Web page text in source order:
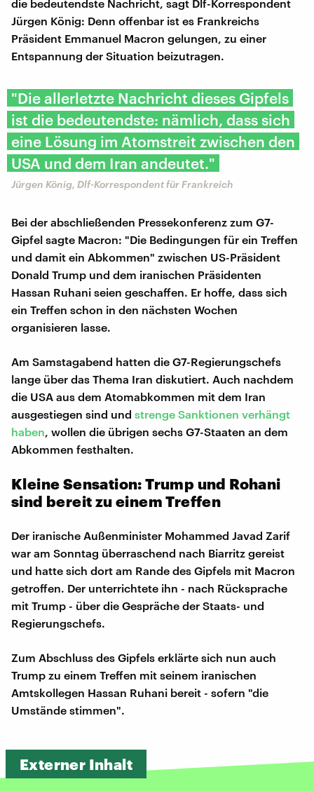
die bedeutendste Nachricht, sagt Dlf-Korrespondent
Jürgen König: Denn offenbar ist es Frankreichs
Präsident Emmanuel Macron gelungen, zu einer
Entspannung der Situation beizutragen.
"Die allerletzte Nachricht dieses Gipfels
ist die bedeutendste: nämlich, dass sich
eine Lösung im Atomstreit zwischen den
USA und dem Iran andeutet."
Jürgen König, Dlf-Korrespondent für Frankreich
Bei der abschließenden Pressekonferenz zum G7-
Gipfel sagte Macron: "Die Bedingungen für ein Treffen
und damit ein Abkommen" zwischen US-Präsident
Donald Trump und dem iranischen Präsidenten
Hassan Ruhani seien geschaffen. Er hoffe, dass sich
ein Treffen schon in den nächsten Wochen
organisieren lasse.
Am Samstagabend hatten die G7-Regierungschefs
lange über das Thema Iran diskutiert. Auch nachdem
die USA aus dem Atomabkommen mit dem Iran
ausgestiegen sind und strenge Sanktionen verhängt
haben , wollen die übrigen sechs G7-Staaten an dem
Abkommen festhalten.
Kleine Sensation: Trump und Rohani
sind bereit zu einem Treffen
Der iranische Außenminister Mohammed Javad Zarif
war am Sonntag überraschend nach Biarritz gereist
und hatte sich dort am Rande des Gipfels mit Macron
getroffen. Der unterrichtete ihn - nach Rücksprache
mit Trump - über die Gespräche der Staats- und
Regierungschefs.
Zum Abschluss des Gipfels erklärte sich nun auch
Trump zu einem Treffen mit seinem iranischen
Amtskollegen Hassan Ruhani bereit - sofern "die
Umstände stimmen".
Externer Inhalt